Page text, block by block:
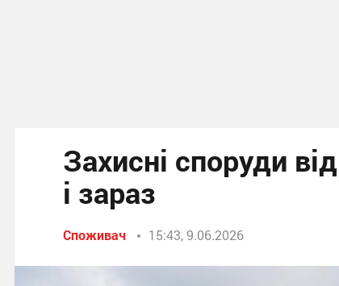
Захисні споруди
і зараз
Споживач 15:43, 9.06.2026